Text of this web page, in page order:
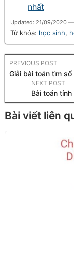
nhất
Updated: 21/09/2020
Từ khóa: học sinh,
PREVIOUS POST
Giải bài toán tìm
NEXT POST
Bài toán
Bài viết liên